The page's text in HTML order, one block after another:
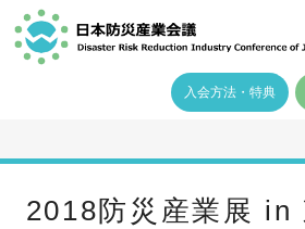
入会方法・特典
2018防災産業展 in